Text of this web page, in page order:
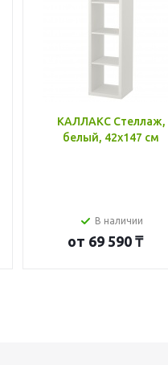
КАЛЛАКС Стеллаж,
белый, 42x147 см
В наличии
от 69 590 ₸